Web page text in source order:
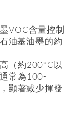
VOC含量控制
油基油墨的約
（約200°C以
常為100-
顯著减少揮發